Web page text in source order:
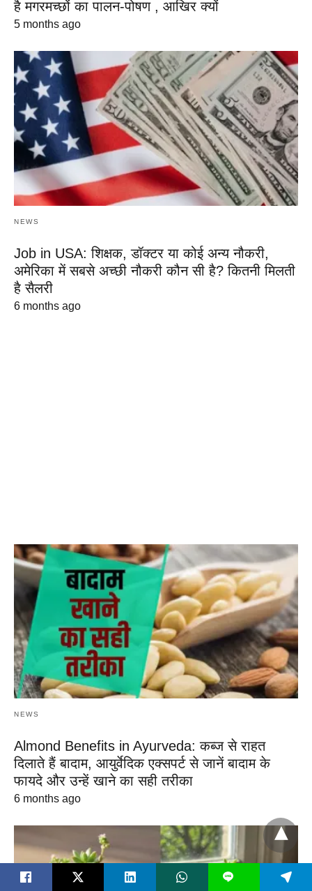
है मगरमच्छों का पालन-पोषण , आखिर क्यों
5 months ago
NEWS
Job in USA: शिक्षक, डॉक्टर या कोई अन्य नौकरी,
अमेरिका में सबसे अच्छी नौकरी कौन सी है? कितनी मिलती
है सैलरी
6 months ago
NEWS
Almond Benefits in Ayurveda: कब्ज से राहत
दिलाते हैं बादाम, आयुर्वेदिक एक्सपर्ट से जानें बादाम के
फायदे और उन्हें खाने का सही तरीका
6 months ago
L